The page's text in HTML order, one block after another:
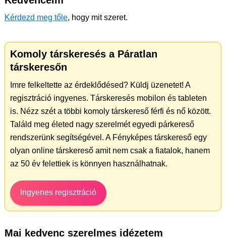
Kérdezd meg tőle, hogy mit szeret.
Komoly társkeresés a Páratlan
társkeresőn
Imre felkeltette az érdeklődésed? Küldj üzenetet! A
regisztráció ingyenes. Társkeresés mobilon és tableten
is. Nézz szét a többi komoly társkereső férfi és nő között.
Találd meg életed nagy szerelmét egyedi párkereső
rendszerünk segítségével. A Fényképes társkereső egy
olyan online társkereső amit nem csak a fiatalok, hanem
az 50 év felettiek is könnyen használhatnak.
Ingyenes regisztráció
Mai kedvenc szerelmes idézetem